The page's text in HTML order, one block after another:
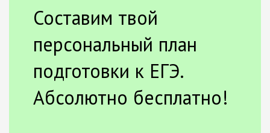
Составим твой
персональный план
подготовки к ЕГЭ.
Абсолютно бесплатно!